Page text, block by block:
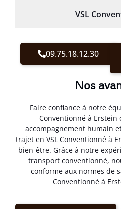
VSL
09.75.18.12.30
Nos
Faire confiance à notre
Conventionné à Erstein
accompagnement humain
trajet en VSL Conventionné à
bien-être. Grâce à notre
transport conventionné,
conforme aux normes de
Conventionné à